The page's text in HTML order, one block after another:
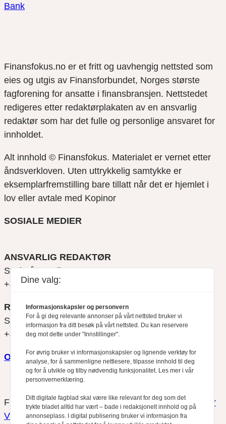
Bank
Finansfokus.no er et fritt og uavhengig nettsted som
eies og utgis av Finansforbundet, Norges største
fagforening for ansatte i finansbransjen. Nettstedet
redigeres etter redaktørplakaten av en ansvarlig
redaktør som har det fulle og personlige ansvaret for
innholdet.
Alt innhold © Finansfokus. Materialet er vernet etter
åndsverkloven. Uten uttrykkelig samtykke er
eksemplarfremstilling bare tillatt når det er hjemlet i
lov eller avtale med Kopinor
SOSIALE MEDIER
ANSVARLIG REDAKTØR
Svein Åge Eriksen
+47 900 79 547
REDAKTØR
Sjur Anda
+47 470 34 460
Om oss
Finansfokus arbeider etterRedaktørplakatenog
Vær
Varsom-plakatensregler for god presseskikk, som
Dine valg:
Informasjonskapsler og personvern
For å gi deg relevante annonser på vårt nettsted bruker vi
informasjon fra ditt besøk på vårt nettsted. Du kan reservere
deg mot dette under "Innstillinger".
For øvrig bruker vi informasjonskapsler og lignende verktøy for
analyse, for å sammenligne nettlesere, tilpasse innhold til deg
og for å utvikle og tilby nødvendig funksjonalitet. Les mer i vår
personvernerklæring.
Ditt digitale fagblad skal være like relevant for deg som det
trykte bladet alltid har vært – bade i redaksjonelt innhold og på
annonseplass. I digital publisering bruker vi informasjon fra